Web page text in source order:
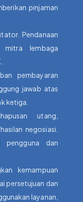
pinjaman
Pendanaan
lembaga
pembayaran
jawab atas
ketiga.
utang,
negosiasi.
pengguna dan
kemampuan
persetujuan dan
layanan,